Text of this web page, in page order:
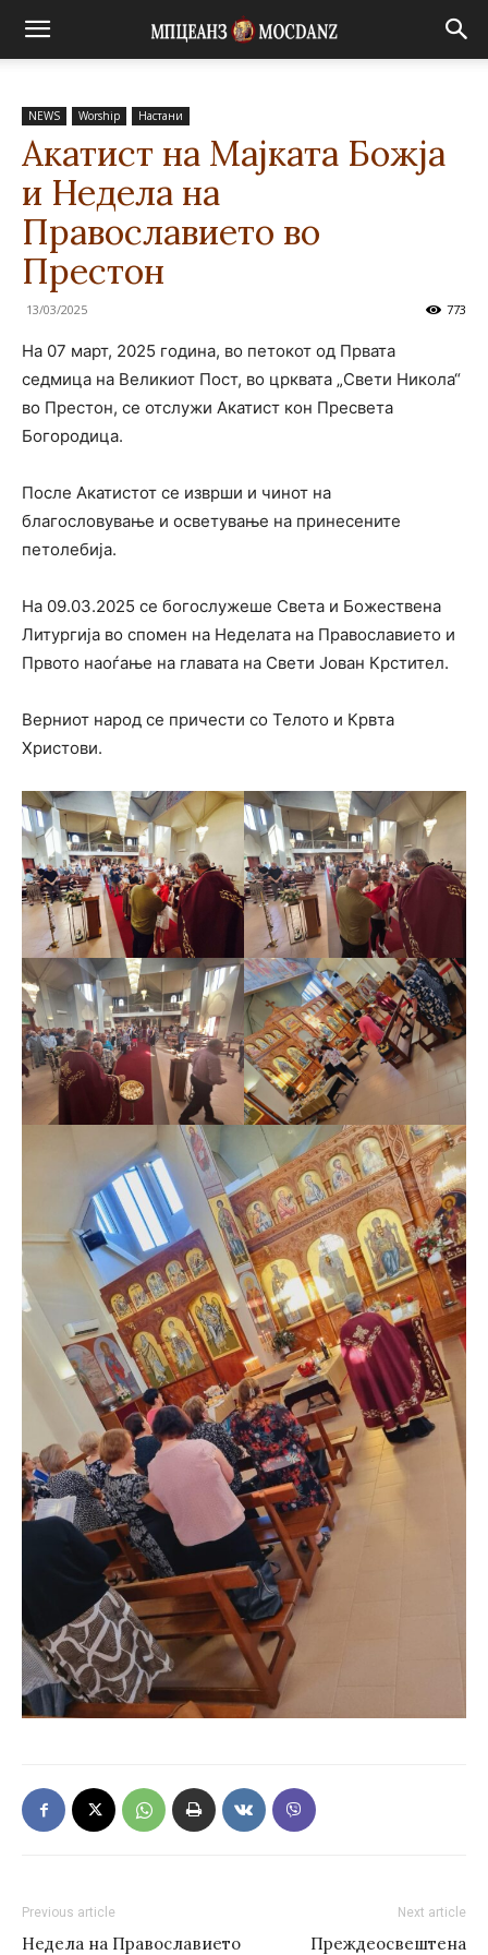
NEWS Worship Настани
Акатист на Мајката Божја
и Недела на
Православието во
Престон
13/03/2025 773
На 07 март, 2025 година, во петокот од Првата
седмица на Великиот Пост, во црквата „Свети Никола“
во Престон, се отслужи Акатист кон Пресвета
Богородица.
После Акатистот се изврши и чинот на
благословување и осветување на принесените
петолебија.
На 09.03.2025 се богослужеше Света и Божествена
Литургија во спомен на Неделата на Православието и
Првото наоѓање на главата на Свети Јован Крстител.
Верниот народ се причести со Телото и Крвта
Христови.
Previous article
Недела на Православието
Next article
Преждеосвештена